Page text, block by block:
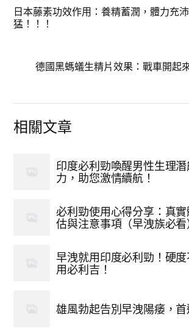
日本藤素功效作用：養精蓄潤，體力充
猛！！！
德國黑螞蟻生精片效果：戰車開起
相關文章
印度必利勁喚醒男性生理
力，助您激情續航！
必利勁使用心得分享：真
估與注意事項（早洩族必看
早洩就用印度必利勁！硬
用必利吉！
雄風勃起告別早洩陽痿，